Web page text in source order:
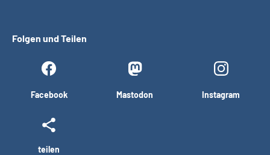
Folgen und Teilen
Facebook Mastodon Instagram
teilen